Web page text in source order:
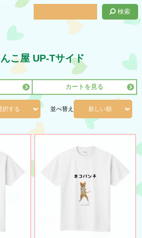
検索
こ屋 UP-Tサイド
カートを見る
並べ替え